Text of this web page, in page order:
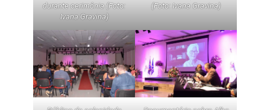
durante cerimônia (Foto:
Ivana Gravina)
(Foto: Ivana Gravina)